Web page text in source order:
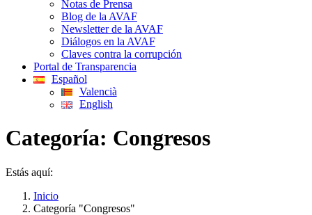
Notas de Prensa
Blog de la AVAF
Newsletter de la AVAF
Diálogos en la AVAF
Claves contra la corrupción
Portal de Transparencia
Español
Valencià
English
Categoría: Congresos
Estás aquí:
Inicio
Categoría "Congresos"